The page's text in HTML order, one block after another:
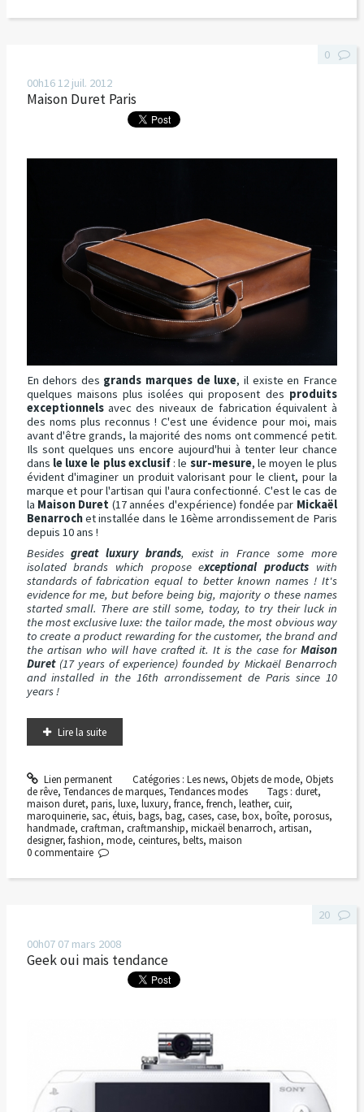
00h1612 juil. 2012
Maison Duret Paris
En dehors des grands marques de luxe, il existe en France
quelques maisons plus isolées qui proposent des produits
exceptionnelsavec des niveaux de fabrication équivalent à
des noms plus reconnus ! C'est une évidence pour moi, mais
avant d'être grands, la majorité des noms ont commencé petit.
Ils sont quelques uns encore aujourd'hui à tenter leur chance
dans le luxe le plus exclusif: le sur-mesure, le moyen le plus
évident d'imaginer un produit valorisant pour le client, pour la
marque et pour l'artisan qui l'aura confectionné. C'est le cas de
la Maison Duret (17 années d'expérience) fondée par Mickaël
Benarrochet installée dans le 16ème arrondissement de Paris
depuis 10 ans !
Besidesgreat luxury brands, exist in France some more
isolated brands which propose exceptional products with
standards of fabrication equal to better known names ! It's
evidence for me, but before being big, majority o these names
started small. There are still some, today, to try their luck in
the most exclusive luxe: the tailor made, the most obvious way
to create a product rewarding for the customer, the brand and
the artisan who will have crafted it. It is the case for Maison
Duret(17 years of experience) founded by Mickaël Benarroch
and installed in the 16th arrondissement de Paris since 10
years !
Lire la suite
Lien permanent Catégories : Les news, Objets de mode, Objets
de rêve, Tendances de marques, Tendances modes Tags :duret,
maison duret, paris, luxe, luxury, france, french, leather, cuir,
maroquinerie, sac, étuis, bags, bag, cases, case, box, boîte, porosus,
handmade, craftman, craftmanship, mickaël benarroch, artisan,
designer, fashion, mode, ceintures, belts, maison
0
0 commentaire
00h07 07 mars 2008
Geek oui mais tendance
20